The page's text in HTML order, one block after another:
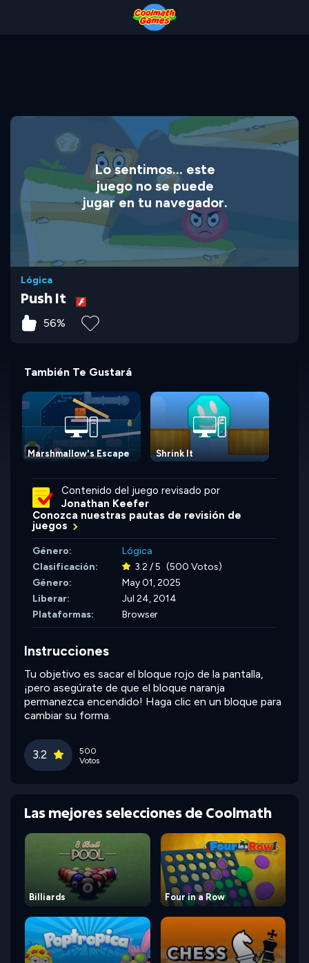
Lo sentimos... este
juego no se puede
jugar en tu navegador.
Lógica
Push It
56%
También Te Gustará
Marshmallow's Escape Shrink It
Contenido del juego revisado por
Jonathan Keefer
Conozca nuestras pautas de revisión de
juegos
Género:
Lógica
Clasificación:
3.2 / 5 (500 Votos)
Género:
May 01, 2025
Liberar:
Jul 24, 2014
Plataformas:
Browser
Instrucciones
Tu objetivo es sacar el bloque rojo de la pantalla,
¡pero asegúrate de que el bloque naranja
permanezca encendido! Haga clic en un bloque para
cambiar su forma.
3.2
500
Votos
Las mejores selecciones de Coolmath
Billiards Four in a Row